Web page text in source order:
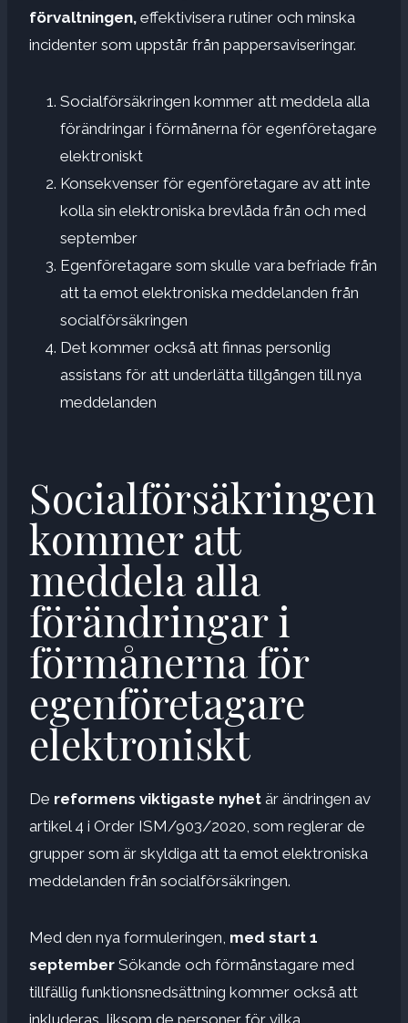
förvaltningen, effektivisera rutiner och minska
incidenter som uppstår från pappersaviseringar.
Socialförsäkringen kommer att meddela alla
förändringar i förmånerna för egenföretagare
elektroniskt
Konsekvenser för egenföretagare av att inte
kolla sin elektroniska brevlåda från och med
september
Egenföretagare som skulle vara befriade från
att ta emot elektroniska meddelanden från
socialförsäkringen
Det kommer också att finnas personlig
assistans för att underlätta tillgången till nya
meddelanden
Socialförsäkringen
kommer att
meddela alla
förändringar i
förmånerna för
egenföretagare
elektroniskt
De reformens viktigaste nyhet är ändringen av
artikel 4 i Order ISM/903/2020, som reglerar de
grupper som är skyldiga att ta emot elektroniska
meddelanden från socialförsäkringen.
Med den nya formuleringen, med start 1
september Sökande och förmånstagare med
tillfällig funktionsnedsättning kommer också att
inkluderas, liksom de personer för vilka